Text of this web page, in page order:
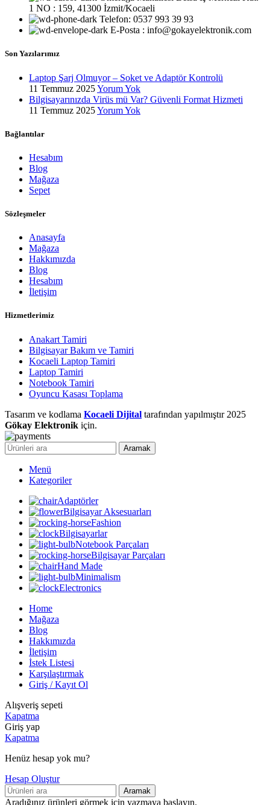
1 NO : 159, 41300 İzmit/Kocaeli
Telefon: 0537 993 39 93
E-Posta : info@gokayelektronik.com
Son Yazılarımız
Laptop Şarj Olmuyor – Soket ve Adaptör Kontrolü
11 Temmuz 2025Yorum Yok
Bilgisayarınızda Virüs mü Var? Güvenli Format Hizmeti
11 Temmuz 2025Yorum Yok
Bağlantılar
Hesabım
Blog
Mağaza
Sepet
Sözleşmeler
Anasayfa
Mağaza
Hakkımızda
Blog
Hesabım
İletişim
Hizmetlerimiz
Anakart Tamiri
Bilgisayar Bakım ve Tamiri
Kocaeli Laptop Tamiri
Laptop Tamiri
Notebook Tamiri
Oyuncu Kasası Toplama
Tasarım ve kodlama Kocaeli Dijital tarafından yapılmıştır 2025
Gökay Elektronik için.
Aramak
Menü
Kategoriler
Adaptörler
Bilgisayar Aksesuarları
Fashion
Bilgisayarlar
Notebook Parçaları
Bilgisayar Parçaları
Hand Made
Minimalism
Electronics
Home
Mağaza
Blog
Hakkımızda
İletişim
İstek Listesi
Karşılaştırmak
Giriş / Kayıt Ol
Alışveriş sepeti
Kapatma
Giriş yap
Kapatma
Henüz hesap yok mu?
Hesap Oluştur
Aramak
Aradığınız ürünleri görmek için yazmaya başlayın.